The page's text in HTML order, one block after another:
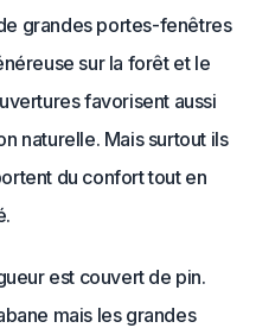
grandes portes-fenêtres
sur la forêt et le
favorisent aussi
naturelle. Mais surtout ils
du confort tout en
est couvert de pin.
mais les grandes